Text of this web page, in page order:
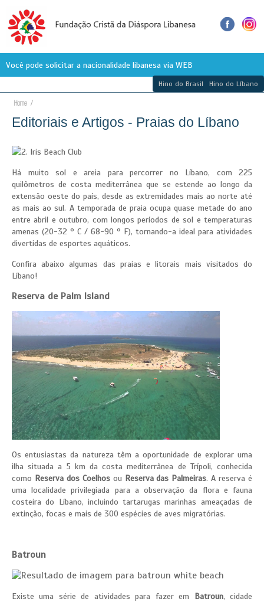
Você pode solicitar a nacionalidade libanesa via WEB
Cadastre-se no site que nós lhe ajudaremos.
É gratuito porque é nossa Missão.
Arquivos da Diáspora Libanesa
Pesquise a Migração e ajude a registrar a História
Registro em aberto para a Academia Maronita 2018
Mais de 12 mil fotos do Líbano - Biblioteca da AUB
Portal da Fundação Cristã da Diáspora Libanesa
Vencendo as distâncias e aproximando você do Líbano
Hino do Brasil Hino do Líbano
Home /
Editoriais e Artigos - Praias do Líbano
Há muito sol e areia para percorrer no Líbano, com 225
quilômetros de costa mediterrânea que se estende ao longo da
extensão oeste do país, desde as extremidades mais ao norte até
as mais ao sul. A temporada de praia ocupa quase metade do ano
entre abril e outubro, com longos períodos de sol e temperaturas
amenas (20-32 ° C / 68-90 ° F), tornando-a ideal para atividades
divertidas de esportes aquáticos.
Confira abaixo algumas das praias e litorais mais visitados do
Líbano!
Reserva de Palm Island
Os entusiastas da natureza têm a oportunidade de explorar uma
ilha situada a 5 km da costa mediterrânea de Trípoli, conhecida
como Reserva dos Coelhosou Reserva das Palmeiras. A reserva é
uma localidade privilegiada para a observação da flora e fauna
costeira do Líbano, incluindo tartarugas marinhas ameaçadas de
extinção, focas e mais de 300 espécies de aves migratórias.
Batroun
Existe uma série de atividades para fazer em Batroun, cidade